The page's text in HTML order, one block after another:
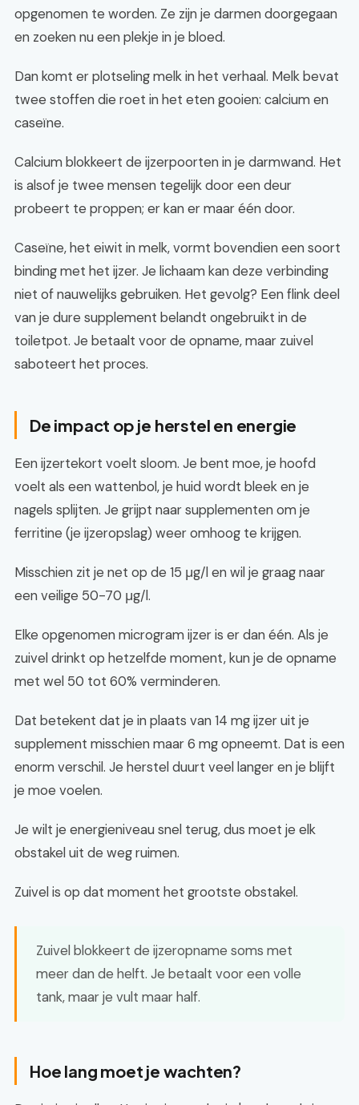
opgenomen te worden. Ze zijn je darmen doorgegaan
en zoeken nu een plekje in je bloed.
Dan komt er plotseling melk in het verhaal. Melk bevat
twee stoffen die roet in het eten gooien: calcium en
caseïne.
Calcium blokkeert de ijzerpoorten in je darmwand. Het
is alsof je twee mensen tegelijk door een deur
probeert te proppen; er kan er maar één door.
Caseïne, het eiwit in melk, vormt bovendien een soort
binding met het ijzer. Je lichaam kan deze verbinding
niet of nauwelijks gebruiken. Het gevolg? Een flink deel
van je dure supplement belandt ongebruikt in de
toiletpot. Je betaalt voor de opname, maar zuivel
saboteert het proces.
De impact op je herstel en energie
Een ijzertekort voelt sloom. Je bent moe, je hoofd
voelt als een wattenbol, je huid wordt bleek en je
nagels splijten. Je grijpt naar supplementen om je
ferritine (je ijzeropslag) weer omhoog te krijgen.
Misschien zit je net op de 15 μg/l en wil je graag naar
een veilige 50-70 μg/l.
Elke opgenomen microgram ijzer is er dan één. Als je
zuivel drinkt op hetzelfde moment, kun je de opname
met wel 50 tot 60% verminderen.
Dat betekent dat je in plaats van 14 mg ijzer uit je
supplement misschien maar 6 mg opneemt. Dat is een
enorm verschil. Je herstel duurt veel langer en je blijft
je moe voelen.
Je wilt je energieniveau snel terug, dus moet je elk
obstakel uit de weg ruimen.
Zuivel is op dat moment het grootste obstakel.
Zuivel blokkeert de ijzeropname soms met
meer dan de helft. Je betaalt voor een volle
tank, maar je vult maar half.
Hoe lang moet je wachten?